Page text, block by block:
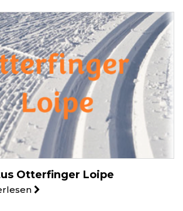
Otterfinger Loipe